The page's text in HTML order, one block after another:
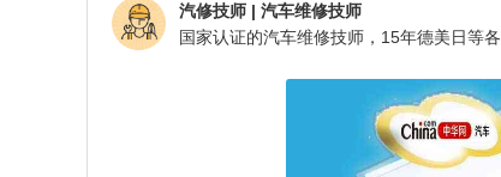
汽修技师 | 汽车维修技师